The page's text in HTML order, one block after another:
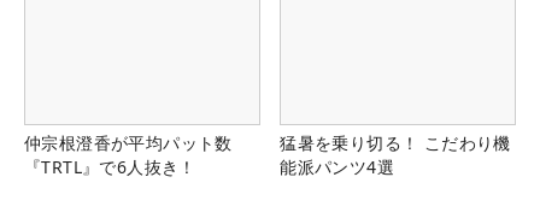
仲宗根澄香が平均パット数
『TRTL』で6人抜き！
猛暑を乗り切る！ こだわり機
能派パンツ4選